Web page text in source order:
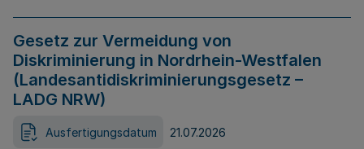
Gesetz zur Vermeidung von
Diskriminierung in Nordrhein-Westfalen
(Landesantidiskriminierungsgesetz –
LADG NRW)
Ausfertigungsdatum 21.07.2026